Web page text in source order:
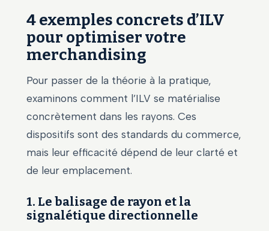
4 exemples concrets d’ILV
pour optimiser votre
merchandising
Pour passer de la théorie à la pratique,
examinons comment l’ILV se matérialise
concrètement dans les rayons. Ces
dispositifs sont des standards du commerce,
mais leur efficacité dépend de leur clarté et
de leur emplacement.
1. Le balisage de rayon et la
signalétique directionnelle